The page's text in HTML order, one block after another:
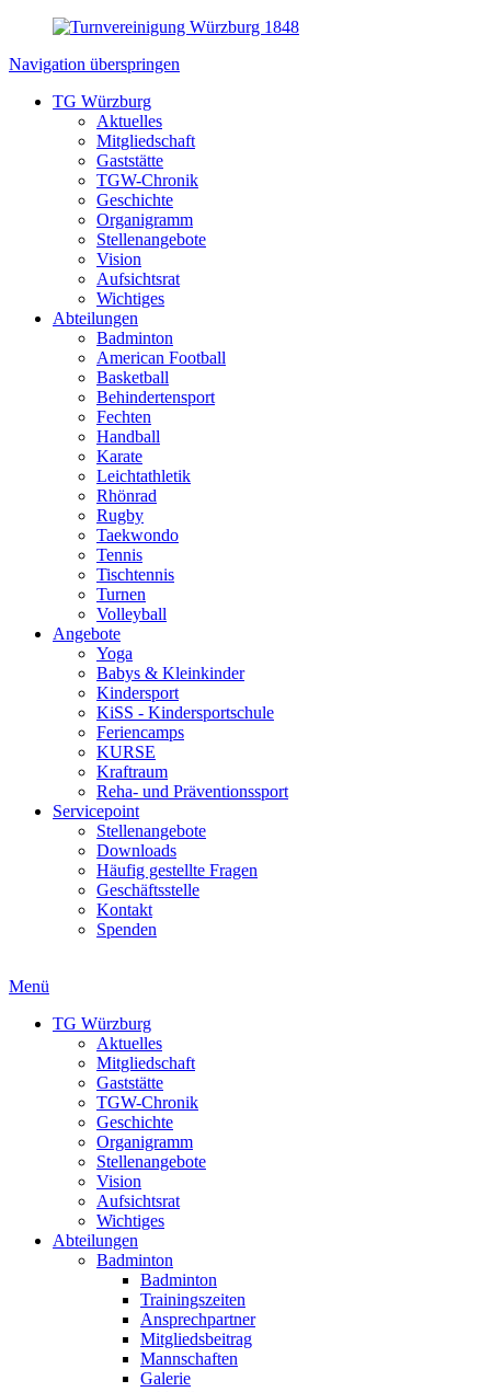
Navigation überspringen
TG Würzburg
Aktuelles
Mitgliedschaft
Gaststätte
TGW-Chronik
Geschichte
Organigramm
Stellenangebote
Vision
Aufsichtsrat
Wichtiges
Abteilungen
Badminton
American Football
Basketball
Behindertensport
Fechten
Handball
Karate
Leichtathletik
Rhönrad
Rugby
Taekwondo
Tennis
Tischtennis
Turnen
Volleyball
Angebote
Yoga
Babys & Kleinkinder
Kindersport
KiSS - Kindersportschule
Feriencamps
KURSE
Kraftraum
Reha- und Präventionssport
Servicepoint
Stellenangebote
Downloads
Häufig gestellte Fragen
Geschäftsstelle
Kontakt
Spenden
Menü
TG Würzburg
Aktuelles
Mitgliedschaft
Gaststätte
TGW-Chronik
Geschichte
Organigramm
Stellenangebote
Vision
Aufsichtsrat
Wichtiges
Abteilungen
Badminton
Badminton
Trainingszeiten
Ansprechpartner
Mitgliedsbeitrag
Mannschaften
Galerie